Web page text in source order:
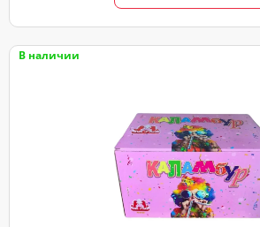
В наличии